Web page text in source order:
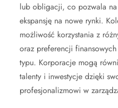
lub obligacji, co pozwala
ekspansję na nowe rynki.
możliwość korzystania z
oraz preferencji
typu. Korporacje mogą
talenty i inwestycje dzięki
profesjonalizmowi w